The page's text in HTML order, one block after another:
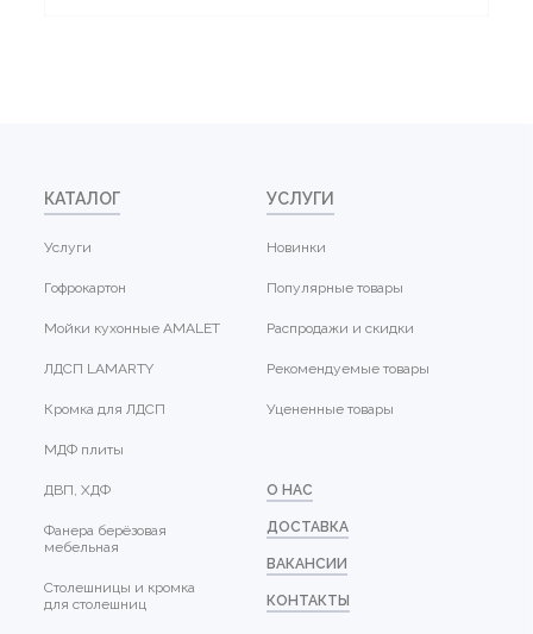
КАТАЛОГ
Услуги
Гофрокартон
Мойки кухонные AMALET
ЛДСП LAMARTY
Кромка для ЛДСП
МДФ плиты
ДВП, ХДФ
Фанера берёзовая
мебельная
Столешницы и кромка
для столешниц
УСЛУГИ
Новинки
Популярные товары
Распродажи и скидки
Рекомендуемые товары
Уцененные товары
О НАС
ДОСТАВКА
ВАКАНСИИ
КОНТАКТЫ